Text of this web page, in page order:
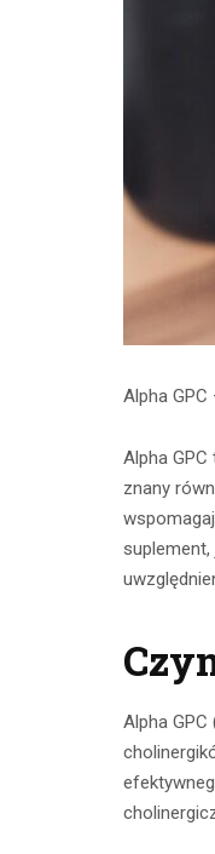
Alpha
Alpha
znany
Alpha
taśmami
trening w